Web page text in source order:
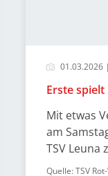
01.03.2026
Erste spielt
Mit etwas
am
TSV Leuna
Quelle: TSV